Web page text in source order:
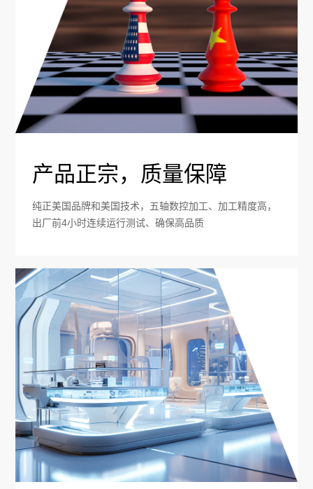
产品正宗，质量保障
纯正美国品牌和美国技术，五轴数控加工、加工精度高，
出厂前4小时连续运行测试、确保高品质